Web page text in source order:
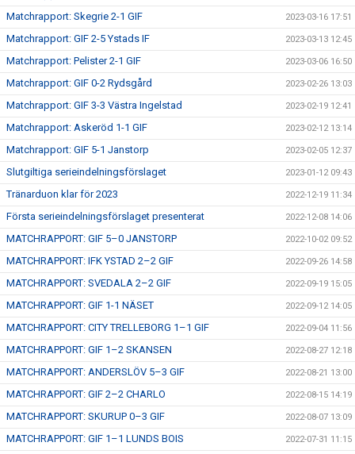
Matchrapport: Skegrie 2-1 GIF 2023-03-16 17:51
Matchrapport: GIF 2-5 Ystads IF 2023-03-13 12:45
Matchrapport: Pelister 2-1 GIF 2023-03-06 16:50
Matchrapport: GIF 0-2 Rydsgård 2023-02-26 13:03
Matchrapport: GIF 3-3 Västra Ingelstad 2023-02-19 12:41
Matchrapport: Askeröd 1-1 GIF 2023-02-12 13:14
Matchrapport: GIF 5-1 Janstorp 2023-02-05 12:37
Slutgiltiga serieindelningsförslaget 2023-01-12 09:43
Tränarduon klar för 2023 2022-12-19 11:34
Första serieindelningsförslaget presenterat 2022-12-08 14:06
MATCHRAPPORT: GIF 5–0 JANSTORP 2022-10-02 09:52
MATCHRAPPORT: IFK YSTAD 2–2 GIF 2022-09-26 14:58
MATCHRAPPORT: SVEDALA 2–2 GIF 2022-09-19 15:05
MATCHRAPPORT: GIF 1-1 NÄSET 2022-09-12 14:05
MATCHRAPPORT: CITY TRELLEBORG 1–1 GIF 2022-09-04 11:56
MATCHRAPPORT: GIF 1–2 SKANSEN 2022-08-27 12:18
MATCHRAPPORT: ANDERSLÖV 5–3 GIF 2022-08-21 13:00
MATCHRAPPORT: GIF 2–2 CHARLO 2022-08-15 14:19
MATCHRAPPORT: SKURUP 0–3 GIF 2022-08-07 13:09
MATCHRAPPORT: GIF 1–1 LUNDS BOIS 2022-07-31 11:15